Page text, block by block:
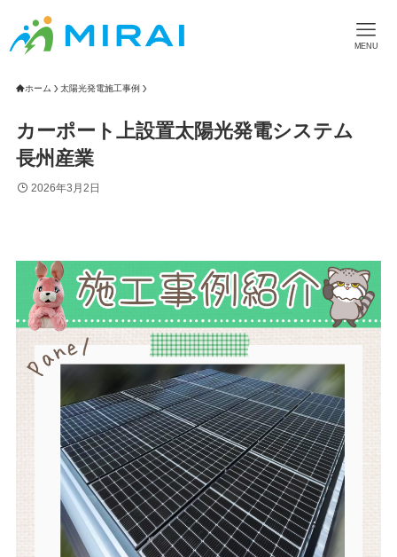
MENU
ホーム 太陽光発電施工事例
カーポート上設置太陽光発電システム
長州産業
2026年3月2日